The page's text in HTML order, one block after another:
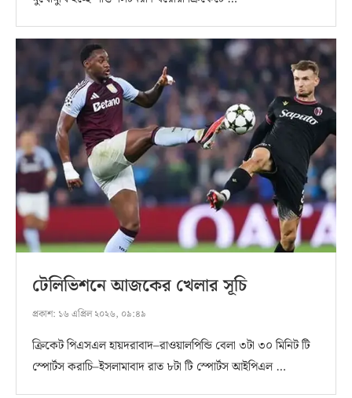
টেলিভিশনে আজকের খেলার সূচি
প্রকাশ: ১৬ এপ্রিল ২০২৬, ০৯:৪৯
ক্রিকেট পিএসএল হায়দরাবাদ–রাওয়ালপিন্ডি বেলা ৩টা ৩০ মিনিট টি
স্পোর্টস করাচি–ইসলামাবাদ রাত ৮টা টি স্পোর্টস আইপিএল …